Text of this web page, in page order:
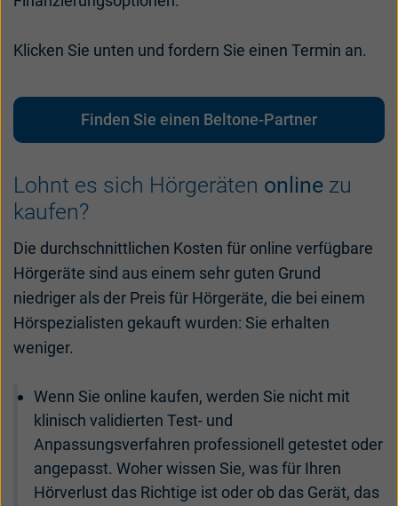
Klicken Sie unten und fordern Sie einen Termin an.
Finden Sie einen Beltone-Partner
Lohnt es sich Hörgeräten online zu
kaufen?
Die durchschnittlichen Kosten für online verfügbare
Hörgeräte sind aus einem sehr guten Grund
niedriger als der Preis für Hörgeräte, die bei einem
Hörspezialisten gekauft wurden: Sie erhalten
weniger.
Wenn Sie online kaufen, werden Sie nicht mit
klinisch validierten Test- und
Anpassungsverfahren professionell getestet oder
angepasst. Woher wissen Sie, was für Ihren
Hörverlust das Richtige ist oder ob das Gerät, das